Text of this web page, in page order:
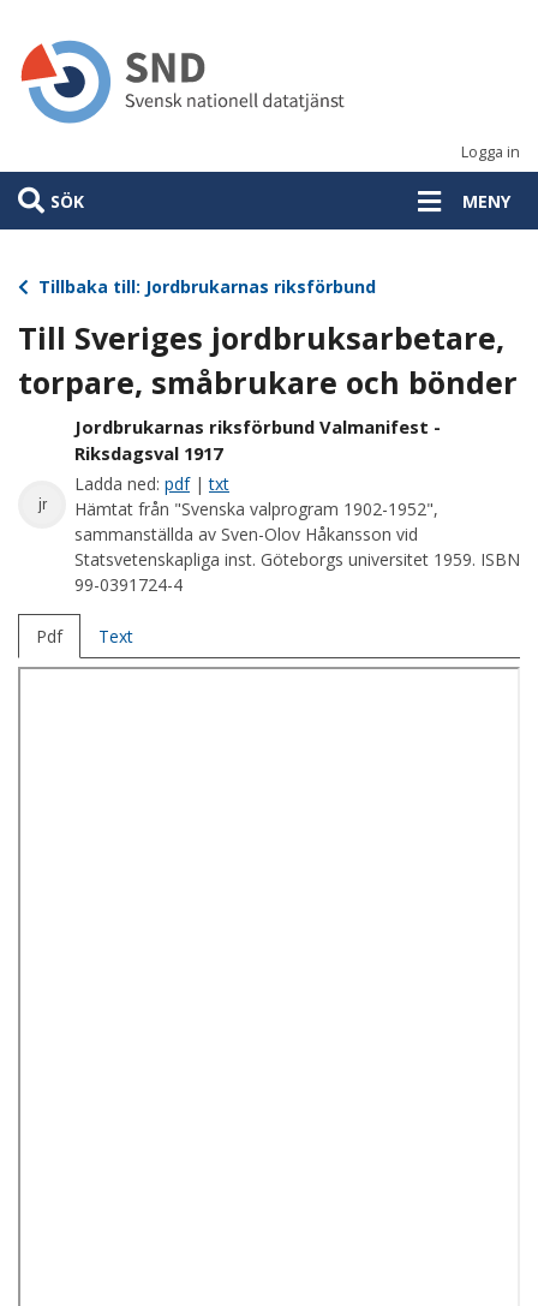
huvudinnehåll
Logga in
SÖK MENY
Tillbaka till: Jordbrukarnas riksförbund
Till Sveriges jordbruksarbetare,
torpare, småbrukare och bönder
jr
Jordbrukarnas riksförbund Valmanifest -
Riksdagsval 1917
Ladda ned: pdf|txt
Hämtat från "Svenska valprogram 1902-1952",
sammanställda av Sven-Olov Håkansson vid
Statsvetenskapliga inst. Göteborgs universitet 1959. ISBN
99-0391724-4
Pdf Text